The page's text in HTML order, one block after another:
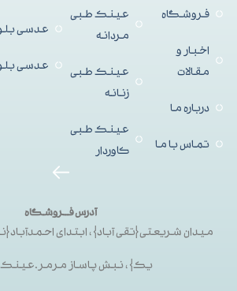
فروشگاه
اخبار و
مقالات
درباره ما
تماس با ما
عینک طبی
مردانه
عینک طبی
زنانه
عینک طبی
کاوردار
عدسی
عدسی
آدرس فــروشگاه
میدان شریعتی{تقی آباد}، ابتدای
یک}، نبش پاساز